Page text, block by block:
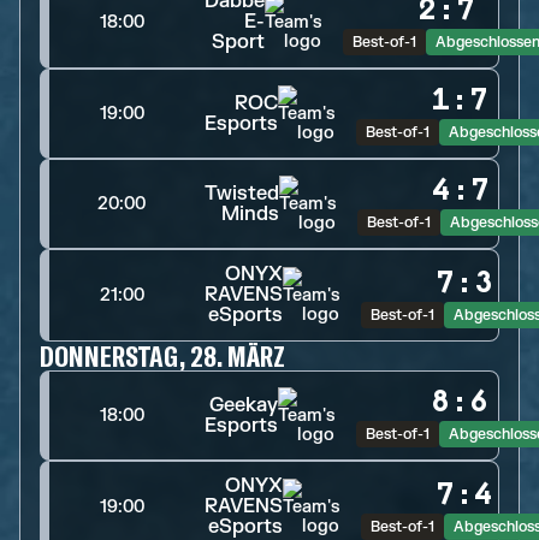
18:00
E-
Sport
2 : 7
Best-of-1 Abgeschlossen
19:00
ROC
Esports
1 : 7
Best-of-1
20:00
Twisted
Minds
4 : 7
Best-of-1
21:00
ONYX
RAVENS
eSports
7 : 3
Best-of-1
DONNERSTAG, 28. MÄRZ
18:00
Geekay
Esports
8 : 6
Best-of-1
19:00
ONYX
RAVENS
eSports
7 : 4
Best-of-1